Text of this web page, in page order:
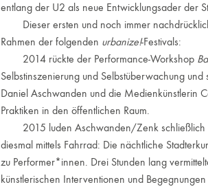
entlang der U2 als neue Entwicklungsader der
Dieser ersten und noch immer
Rahmen der folgenden urbanize!-Festivals:
2014 rückte der Performance-Workshop
Selbstinszenierung und Selbstüberwachung
Daniel Aschwanden und die Medienkünstlerin
Praktiken in den öffentlichen Raum.
2015 luden Aschwanden/Zenk schließlich
diesmal mittels Fahrrad: Die nächtliche
zu Performer*innen. Drei Stunden lang
künstlerischen Interventionen und